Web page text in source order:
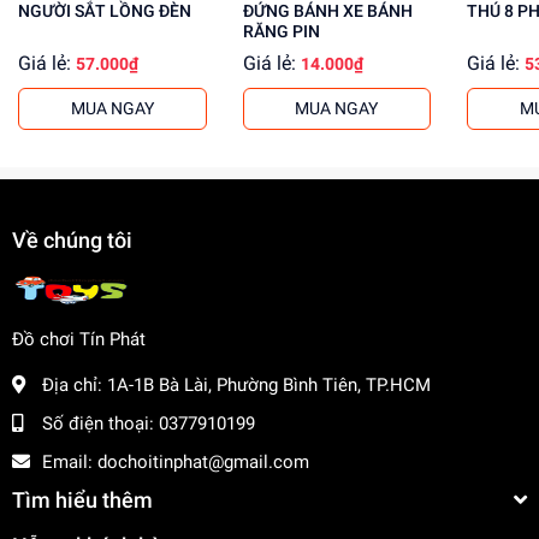
Tăng cường khả năng sáng tạo và tưởng tượng
Giúp bé phát triển khả năng tập trung và kiên nhẫn
Mua sỉ đồ chơi trẻ em giá rẻ tạidochoitinphat.com
để
mang lại cho con bạn những trải nghiệm tuyệt vời. Chúng
NGƯỜI SẮT LỒNG ĐÈN
Giá lẻ: 57.000₫
MUA NGAY
ĐỨNG BÁNH XE BÁNH
RĂNG PIN
Giá lẻ: 14.000₫
MUA NGAY
THÚ 8
Giá lẻ:
Về chúng tôi
Đồ chơi Tín Phát
Địa chỉ: 1A-1B Bà Lài, Phường Bình Tiên, TP.HCM
Số điện thoại: 0377910199
Email: dochoitinphat@gmail.com
Tìm hiểu thêm